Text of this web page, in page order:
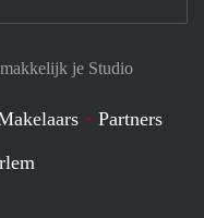
je Studio
Partners